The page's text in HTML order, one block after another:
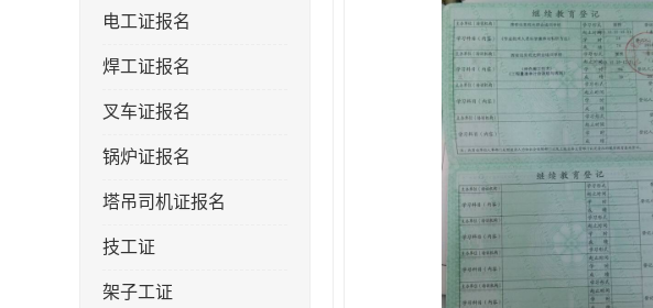
电工证报名
焊工证报名
叉车证报名
锅炉证报名
塔吊司机证报名
技工证
架子工证